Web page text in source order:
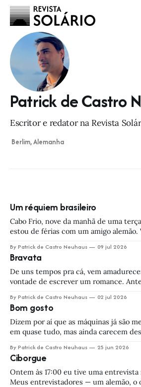
Patrick de Castro
Escritor e redator na Revista
Berlim, Alemanha
Um réquiem brasileiro
Cabo Frio, nove da manhã de uma terça-
estou de férias com um amigo alemão. Vamos à praia como
futebolzinho recreativo. Coisa simples, coisa
enquanto a gente joga, aparece na
terno e
By Patrick de Castro Neuhaus 09 jul 2026
Bravata
De uns tempos pra cá, vem
vontade de escrever um romance. Antes de começar com as
numa história chamada Oblívia, que
de um hibisco mágico que dava aos
fazenda a capacidade
By Patrick de Castro Neuhaus 02 jul 2026
Bom gosto
Dizem por aí que as máquinas já são
em quase tudo, mas ainda carecem
bom gosto. Eu discordo. Quem fala uma coisa dessa
subestima tanto o poder da alma
By Patrick de Castro Neuhaus 25 jun 2026
Ciborgue
Ontem às 17:00 eu tive uma
Meus entrevistadores — um alemão,